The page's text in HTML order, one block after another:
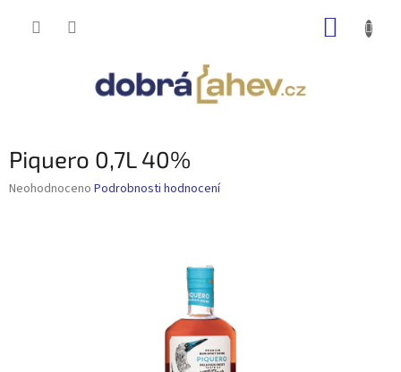
Piquero 0,7L 40%
Průměrné
Neohodnoceno Podrobnosti hodnocení